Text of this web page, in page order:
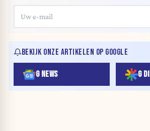
BEKIJK ONZE ARTIKELEN OP GOOGLE
G NEWS G